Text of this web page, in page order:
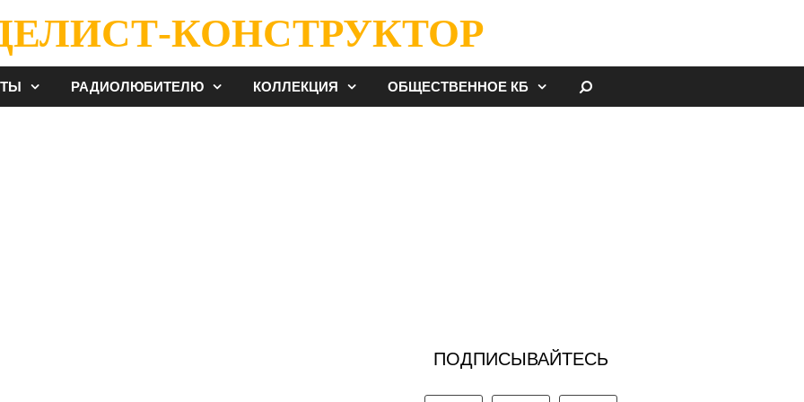
КОНСТРУКТОР
РАДИОЛЮБИТЕЛЮ КОЛЛЕКЦИЯ ОБЩЕСТВЕННОЕ КБ
ПОДПИСЫВАЙТЕСЬ